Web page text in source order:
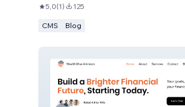
5,0(1) 125
CMS Blog